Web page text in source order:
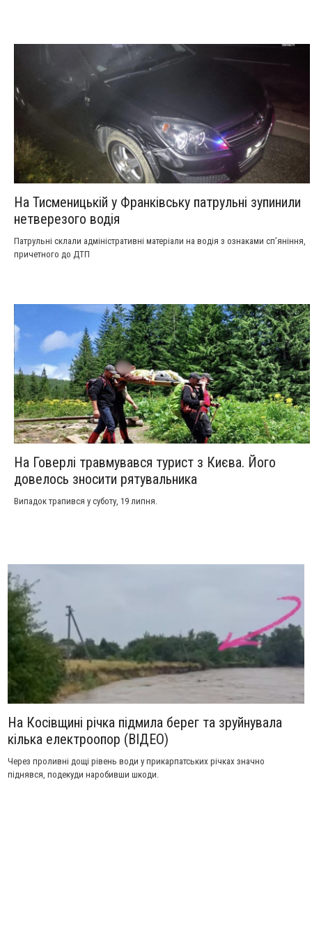
На Тисменицькій у Франківську патрульні зупинили
нетверезого водія
Патрульні склали адміністративні матеріали на водія з ознаками спʼяніння,
причетного до ДТП
На Говерлі травмувався турист з Києва. Його
довелось зносити рятувальника
Випадок трапився у суботу, 19 липня.
На Косівщині річка підмила берег та зруйнувала
кілька електроопор (ВІДЕО)
Через проливні дощі рівень води у прикарпатських річках значно
піднявся, подекуди наробивши шкоди.